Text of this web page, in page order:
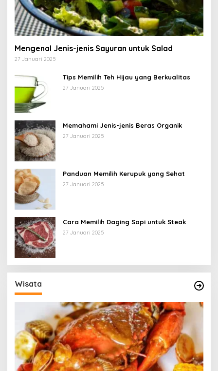
Mengenal Jenis-jenis Sayuran untuk Salad
27 Januari 2025
Tips Memilih Teh Hijau yang Berkualitas
27 Januari 2025
Memahami Jenis-jenis Beras Organik
27 Januari 2025
Panduan Memilih Kerupuk yang Sehat
27 Januari 2025
Cara Memilih Daging Sapi untuk Steak
27 Januari 2025
Wisata